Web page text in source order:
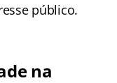
público.
na